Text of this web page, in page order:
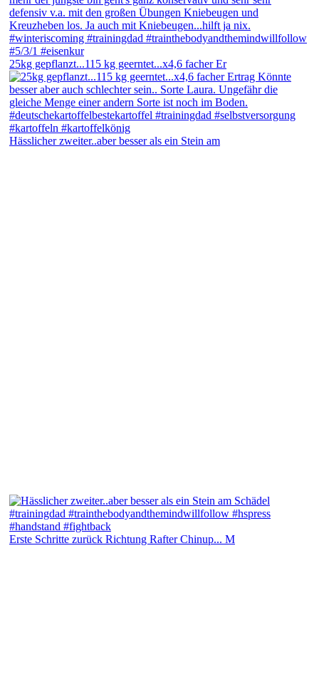
25kg gepflanzt...115 kg geerntet...x4,6 facher Er
Hässlicher zweiter..aber besser als ein Stein am
Erste Schritte zurück Richtung Rafter Chinup... M